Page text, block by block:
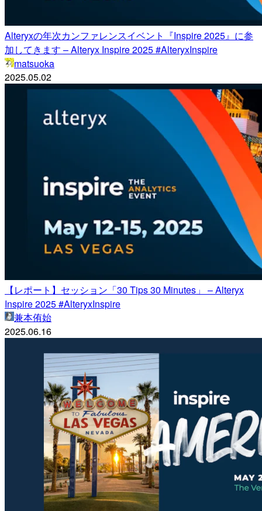
Alteryxの年次カンファレンスイベント『Inspire 2025』に参
加してきます – Alteryx Inspire 2025 #AlteryxInspire
matsuoka
2025.05.02
【レポート】セッション「30 Tips 30 Minutes」 – Alteryx
Inspire 2025 #AlteryxInspire
兼本侑始
2025.06.16